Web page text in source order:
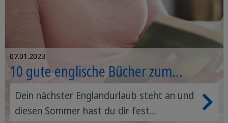
07.01.2023
10 gute englische Bücher zum
Englisch lernen
Dein nächster Englandurlaub steht an und
diesen Sommer hast du dir fest